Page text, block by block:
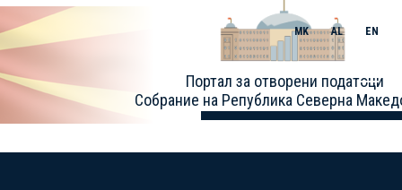
Портал за отворени податоци
Собрание на Република Северна
MK AL EN
Toggle